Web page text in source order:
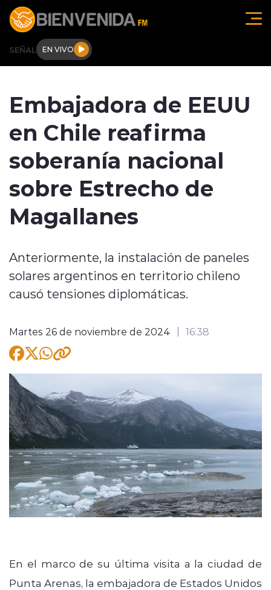
Click acá para ir directamente al contenido
SEÑAL EN VIVO
Actualidad
Tendencias
Internacional
Entrevistas
Embajadora de EEUU
en Chile reafirma
soberanía nacional
sobre Estrecho de
Magallanes
Anteriormente, la instalación de paneles
solares argentinos en territorio chileno
causó tensiones diplomáticas.
Martes 26 de noviembre de 2024 16:38
En el marco de su última visita a la ciudad de
Punta Arenas, la embajadora de Estados Unidos